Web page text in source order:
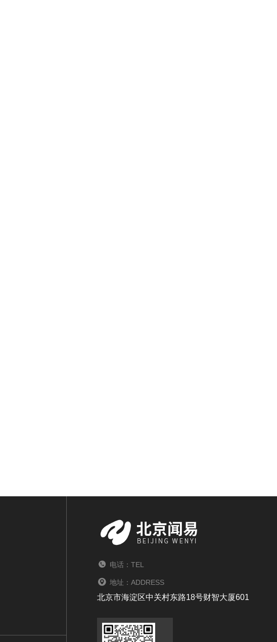
电话：TEL
地址：ADDRESS
北京市海淀区中关村东路18号财智大厦601